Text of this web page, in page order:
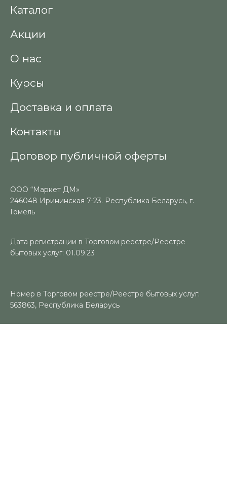
Каталог
Акции
О нас
Курсы
Доставка и оплата
Контакты
Договор публичной оферты
ООО “Маркет ДМ»
246048 Ирининская 7-23. Республика Беларусь, г.
Гомель
Дата регистрации в Торговом реестре/Реестре
бытовых услуг: 01.09.23
Номер в Торговом реестре/Реестре бытовых услуг:
563863, Республика Беларусь